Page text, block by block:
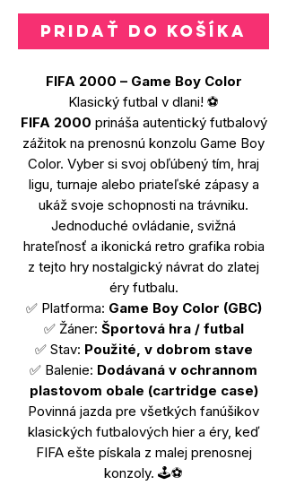
Pridať do košíka
FIFA 2000 – Game Boy Color
Klasický futbal v dlani! ⚽️
FIFA 2000 prináša autentický futbalový
zážitok na prenosnú konzolu Game Boy
Color. Vyber si svoj obľúbený tím, hraj
ligu, turnaje alebo priateľské zápasy a
ukáž svoje schopnosti na trávniku.
Jednoduché ovládanie, svižná
hrateľnosť a ikonická retro grafika robia
z tejto hry nostalgický návrat do zlatej
éry futbalu.
✅ Platforma: Game Boy Color (GBC)
✅ Žáner: Športová hra / futbal
✅ Stav: Použité, v dobrom stave
✅ Balenie: Dodávaná v ochrannom
plastovom obale (cartridge case)
Povinná jazda pre všetkých fanúšikov
klasických futbalových hier a éry, keď
FIFA ešte pískala z malej prenosnej
konzoly. 🕹️⚽️